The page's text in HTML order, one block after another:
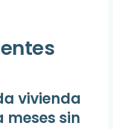
vivienda
meses sin